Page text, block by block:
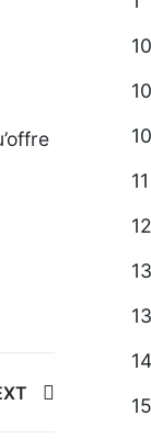
10
11
12
13
14